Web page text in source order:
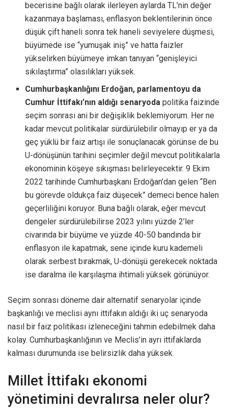
becerisine bağlı olarak ilerleyen aylarda TL’nin değer
kazanmaya başlaması, enflasyon beklentilerinin önce
düşük çift haneli sonra tek haneli seviyelere düşmesi,
büyümede ise “yumuşak iniş” ve hatta faizler
yükselirken büyümeye imkan tanıyan “genişleyici
sıkılaştırma” olasılıkları yüksek.
Cumhurbaşkanlığını Erdoğan, parlamentoyu da
Cumhur İttifakı’nın aldığı senaryoda politika faizinde
seçim sonrası ani bir değişiklik beklemiyorum. Her ne
kadar mevcut politikalar sürdürülebilir olmayıp er ya da
geç yüklü bir faiz artışı ile sonuçlanacak görünse de bu
U-dönüşünün tarihini seçimler değil mevcut politikalarla
ekonominin köşeye sıkışması belirleyecektir. 9 Ekim
2022 tarihinde Cumhurbaşkanı Erdoğan’dan gelen “Ben
bu görevde oldukça faiz düşecek” demeci bence halen
geçerliliğini koruyor. Buna bağlı olarak, eğer mevcut
dengeler sürdürülebilirse 2023 yılını yüzde 2’ler
civarında bir büyüme ve yüzde 40-50 bandında bir
enflasyon ile kapatmak, sene içinde kuru kademeli
olarak serbest bırakmak, U-dönüşü gerekecek noktada
ise daralma ile karşılaşma ihtimali yüksek görünüyor.
Seçim sonrası döneme dair alternatif senaryolar içinde
başkanlığı ve meclisi aynı ittifakın aldığı iki uç senaryoda
nasıl bir faiz politikası izleneceğini tahmin edebilmek daha
kolay. Cumhurbaşkanlığının ve Meclis’in ayrı ittifaklarda
kalması durumunda ise belirsizlik daha yüksek.
Millet İttifakı ekonomi
yönetimini devralırsa neler olur?